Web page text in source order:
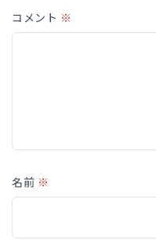
コメント ※
名前 ※